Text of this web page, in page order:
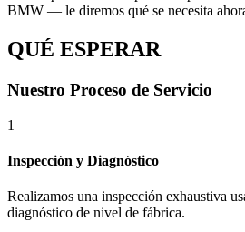
BMW — le diremos qué se necesita
QUÉ ESPERAR
Nuestro Proceso de Servicio
1
Inspección y Diagnóstico
Realizamos una inspección exhaustiva
diagnóstico de nivel de fábrica.